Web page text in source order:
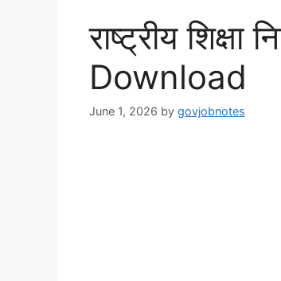
राष्ट्रीय
Download
June 1, 2026 by govjobnotes